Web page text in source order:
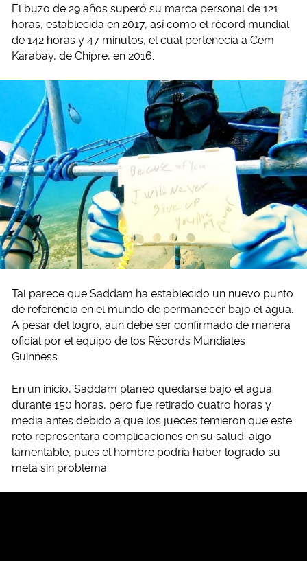
El buzo de 29 años superó su marca personal de 121
horas, establecida en 2017, así como el récord mundial
de 142 horas y 47 minutos, el cual pertenecía a Cem
Karabay, de Chipre, en 2016.
Tal parece que Saddam ha establecido un nuevo punto
de referencia en el mundo de permanecer bajo el agua.
A pesar del logro, aún debe ser confirmado de manera
oficial por el equipo de los Récords Mundiales
Guinness.
En un inicio, Saddam planeó quedarse bajo el agua
durante 150 horas, pero fue retirado cuatro horas y
media antes debido a que los jueces temieron que este
reto representara complicaciones en su salud; algo
lamentable, pues el hombre podría haber logrado su
meta sin problema.